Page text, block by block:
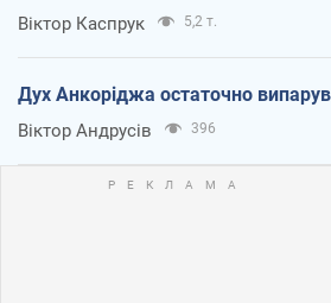
Віктор Каспрук 5,2 т.
Дух Анкоріджа остаточно
Віктор Андрусів 396